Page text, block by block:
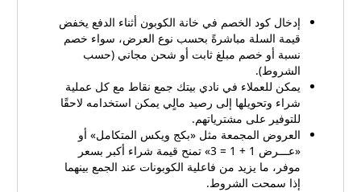
إدخال كود الخصم في خانة الكوبون أثناء الدفع يخفض
قيمة السلة مباشرةً بحسب نوع العرض، سواء خصم
نسبة أو خصم مبلغ ثابت أو شحن مجاني (حسب
الشروط).
يمكن للعملاء في نادي بيتك جمع نقاط مع كل عملية
شراء وتحويلها إلى رصيد مالٍي يمكن استخدامه لاحقًا
للتوفير على مشترياتهم.
العروض المجمعة مثل «بكج ويكس المتكامل» أو
«عـــرض 1 + 1 = 3» تمنح قيمة شراء أكبر بسعر
موفر، ما يزيد من فاعلية الكوبونات عند الجمع بينهما
إذا سمحت الشروط.